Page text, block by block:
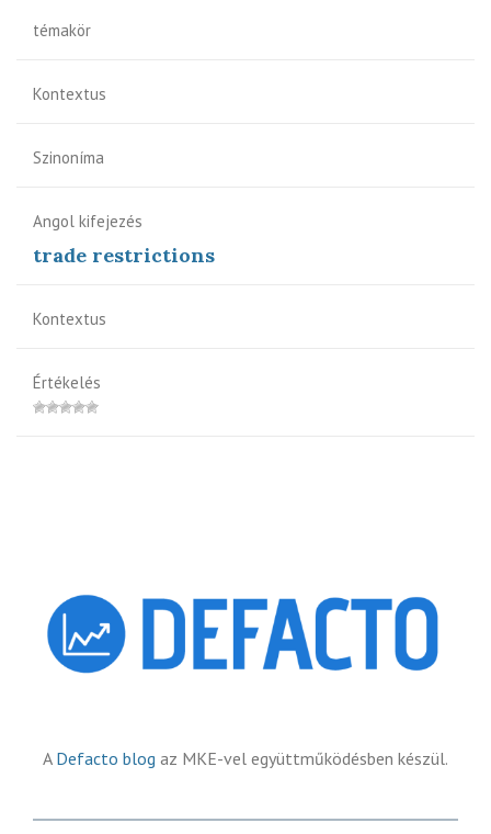
témakör
Kontextus
Szinoníma
Angol kifejezés
trade restrictions
Kontextus
Értékelés
A Defacto blog az MKE-vel együttműködésben készül.